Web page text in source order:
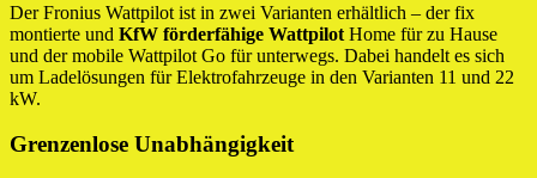
Der Fronius Wattpilot ist in zwei Varianten erhältlich – der fix
montierte und KfW förderfähige Wattpilot Home für zu Hause
und der mobile Wattpilot Go für unterwegs. Dabei handelt es sich
um Ladelösungen für Elektrofahrzeuge in den Varianten 11 und 22
kW.
Grenzenlose Unabhängigkeit